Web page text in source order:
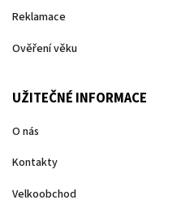
Reklamace
Ověření věku
UŽITEČNÉ INFORMACE
O nás
Kontakty
Velkoobchod